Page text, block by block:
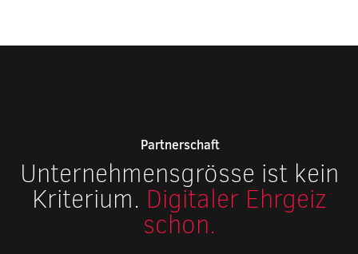
Partnerschaft
Unternehmensgrösse ist kein
Kriterium. Digitaler Ehrgeiz
schon.